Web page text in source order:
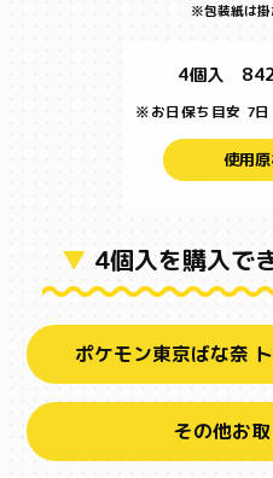
※包装紙は掛
4個入 842
※お日保ち目安 7日
使用
▼ 4個入を購入で
ポケモン東京ばな奈
その他お